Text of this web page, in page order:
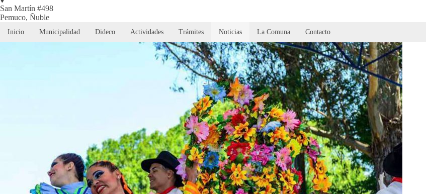
San Martín #498
Pemuco, Ñuble
Inicio Municipalidad Dideco Actividades Trámites Noticias La Comuna Contacto